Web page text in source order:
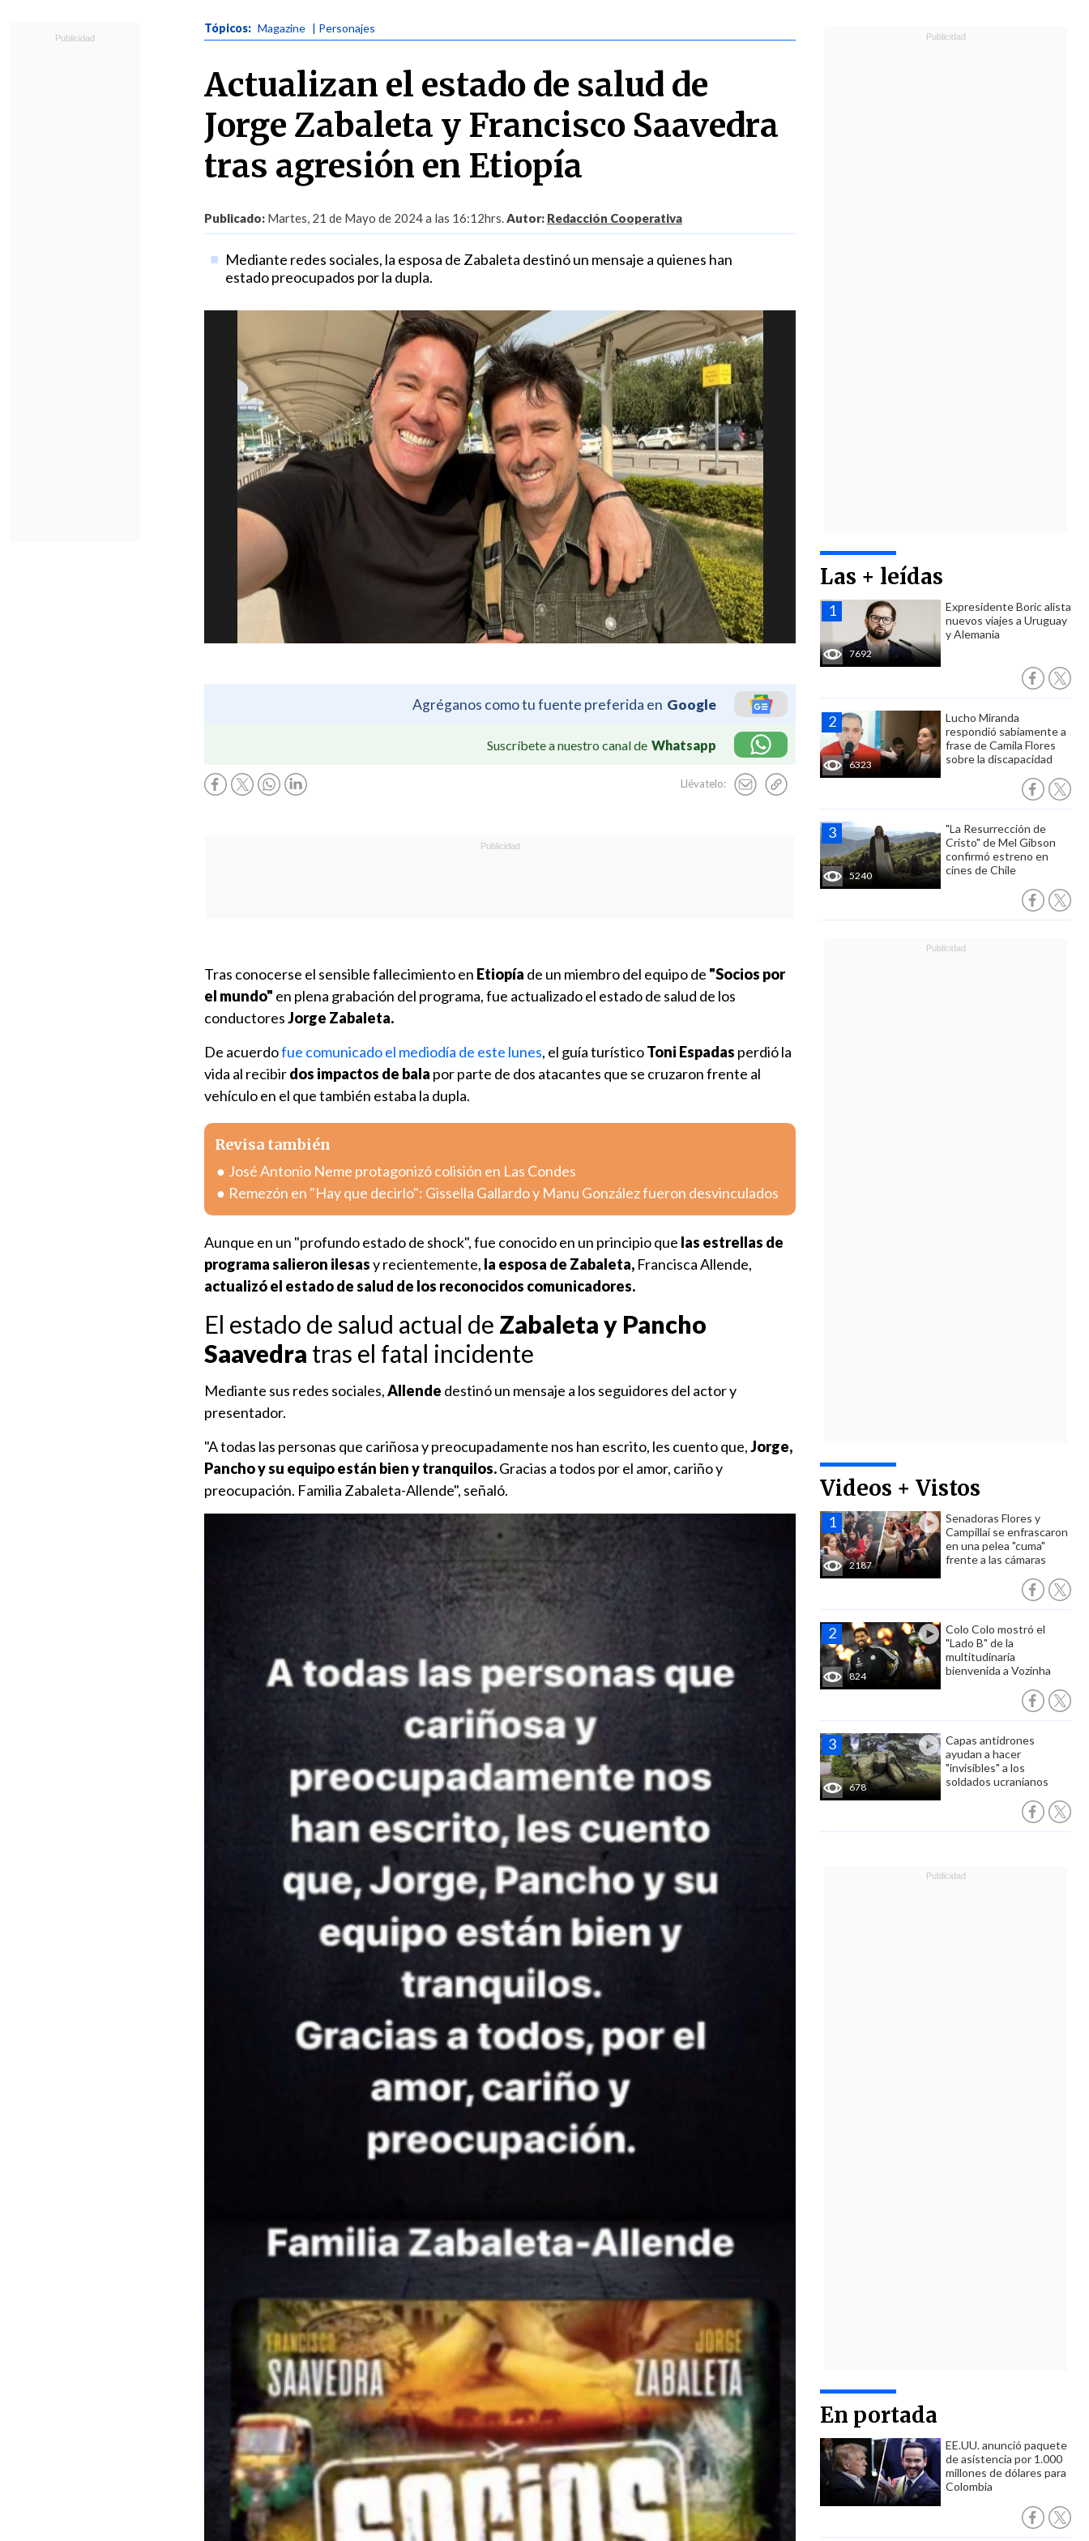
Tópicos: Magazine | Personajes
Actualizan el estado de salud de
Jorge Zabaleta y Francisco Saavedra
tras agresión en Etiopía
Publicado: Martes, 21 de Mayo de 2024 a las 16:12hrs.Autor: Redacción Cooperativa
Mediante redes sociales, la esposa de Zabaleta destinó un mensaje a quienes han
estado preocupados por la dupla.
Agréganos como tu fuente preferida en Google
Suscríbete a nuestro canal de Whatsapp
Llévatelo:
Las + leídas
7692
Expresidente Boric alista
nuevos viajes a Uruguay
y Alemania
6323
Lucho Miranda
respondió sabiamente a
frase de Camila Flores
sobre la discapacidad
5240
"La Resurrección de
Cristo" de Mel Gibson
confirmó estreno en
cines de Chile
Videos + Vistos
2187
Senadoras Flores y
Campillai se enfrascaron
en una pelea "cuma"
frente a las cámaras
824
Colo Colo mostró el
"Lado B" de la
multitudinaria
bienvenida a Vozinha
678
Capas antidrones
ayudan a hacer
"invisibles" a los
soldados ucranianos
En portada
EE.UU. anunció paquete
de asistencia por 1.000
millones de dólares para
Colombia
Tras conocerse el sensible fallecimiento en Etiopía de un miembro del equipo de "Socios por
el mundo" en plena grabación del programa, fue actualizado el estado de salud de los
conductoresJorge Zabaleta.
De acuerdofue comunicado el mediodía de este lunes, el guía turísticoToni Espadas perdió la
vida al recibirdos impactos de bala por parte de dos atacantes que se cruzaron frente al
vehículo en el que también estaba la dupla.
Revisa también
José Antonio Neme protagonizó colisión en Las Condes
Remezón en "Hay que decirlo": Gissella Gallardo y Manu González fueron desvinculados
Aunque en un "profundo estado de shock", fue conocido en un principio que las estrellas de
programa salieron ilesasy recientemente, la esposa de Zabaleta, Francisca Allende,
actualizó el estado de salud de los reconocidos comunicadores.
El estado de salud actual de Zabaleta y Pancho
Saavedra tras el fatal incidente
Mediante sus redes sociales,Allende destinó un mensaje a los seguidores del actor y
presentador.
"A todas las personas que cariñosa y preocupadamente nos han escrito, les cuento que,Jorge,
Pancho y su equipo están bien y tranquilos.Gracias a todos por el amor, cariño y
preocupación. Familia Zabaleta-Allende", señaló.